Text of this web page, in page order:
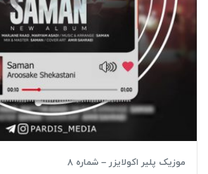
موزیک پلیر اکولایزر – شماره 8